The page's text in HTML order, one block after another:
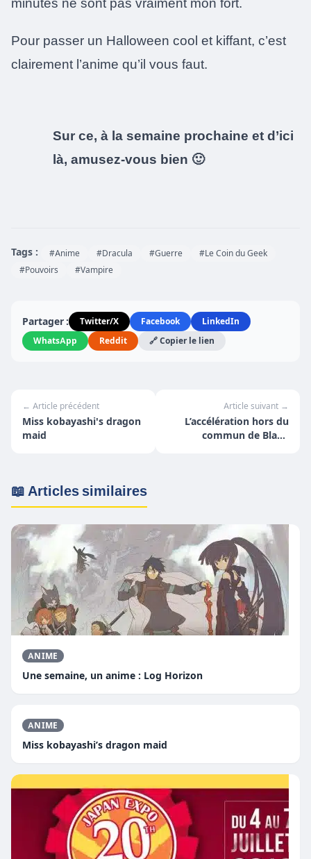
minutes ne sont pas vraiment mon fort.
Pour passer un Halloween cool et kiffant, c’est
clairement l’anime qu’il vous faut.
Sur ce, à la semaine prochaine et d’ici
là, amusez-vous bien 🙂
Tags : #Anime #Dracula #Guerre
#Le Coin du Geek
#Pouvoirs
#Vampire
Partager : Twitter/X Facebook
LinkedIn
WhatsApp
Reddit 🔗 Copier le lien
← Article précédent
Miss kobayashi's dragon
maid
Article suivant →
L’accélération hors du
commun de Blade
📖 Articles similaires
ANIME
Une semaine, un anime : Log Horizon
ANIME
Miss kobayashi’s dragon maid